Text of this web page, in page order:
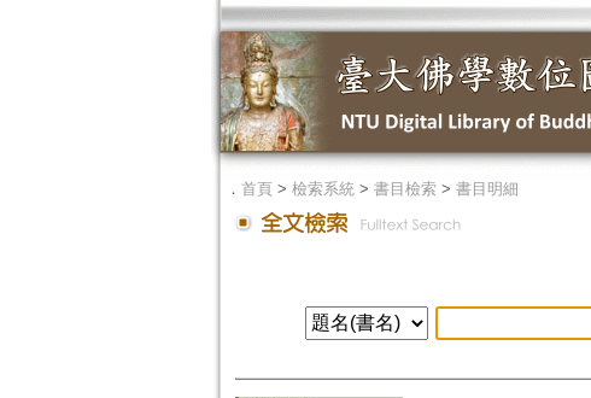
． 首頁> 檢索系統> 書目檢索> 書目明細